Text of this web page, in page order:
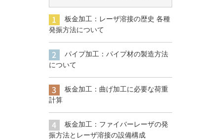
板金加工：レーザ溶接の歴史 各種
発振方法について
パイプ加工：パイプ材の製造方法
について
板金加工：曲げ加工に必要な荷重
計算
板金加工：ファイバーレーザの発
振方法とレーザ溶接の設備構成